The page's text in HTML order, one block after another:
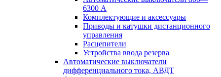
6300 А
Комплектующие и аксессуары
Приводы и катушки дистанционного
управления
Расцепители
Устройства ввода резерва
Автоматические выключатели
дифференциального тока, АВДТ